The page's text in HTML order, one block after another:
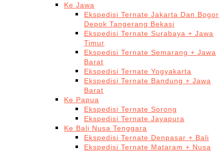
Ke Jawa
Ekspedisi Ternate Jakarta Dan Bogor
Depok Tangerang Bekasi
Ekspedisi Ternate Surabaya + Jawa
Timur
Ekspedisi Ternate Semarang + Jawa
Barat
Ekspedisi Ternate Yogyakarta
Ekspedisi Ternate Bandung + Jawa
Barat
Ke Papua
Ekspedisi Ternate Sorong
Ekspedisi Ternate Jayapura
Ke Bali Nusa Tenggara
Ekspedisi Ternate Denpasar + Bali
Ekspedisi Ternate Mataram + Nusa